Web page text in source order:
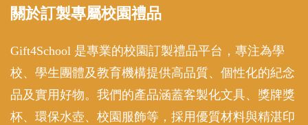
關於訂製專屬校園禮品
Gift4School 是專業的校園訂製禮品平台，專注為學
校、學生團體及教育機構提供高品質、個性化的紀念
品及實用好物。我們的產品涵蓋客製化文具、獎牌獎
杯、環保水壺、校園服飾等，採用優質材料與精湛印